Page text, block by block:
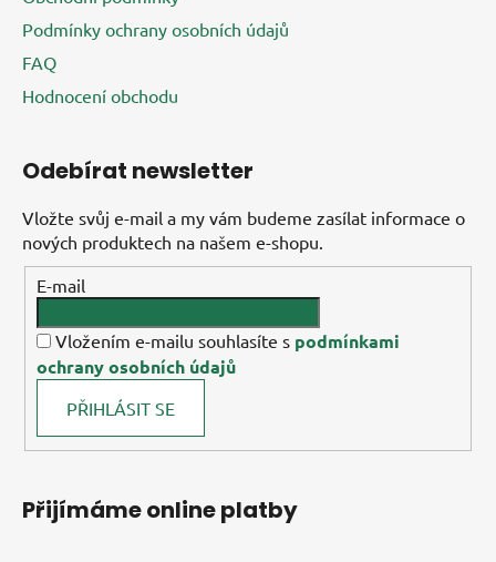
Podmínky ochrany osobních údajů
FAQ
Hodnocení obchodu
Odebírat newsletter
Vložte svůj e-mail a my vám budeme zasílat informace o
nových produktech na našem e-shopu.
E-mail
Vložením e-mailu souhlasíte s podmínkami
ochrany osobních údajů
PŘIHLÁSIT SE
Přijímáme online platby